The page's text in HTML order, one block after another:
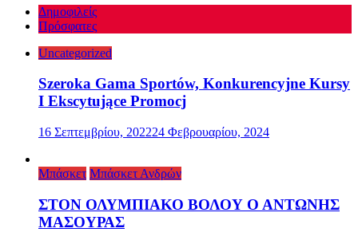
Δημοφιλείς
Πρόσφατες
Uncategorized
Szeroka Gama Sportów, Konkurencyjne Kursy
I Ekscytujące Promocj
16 Σεπτεμβρίου, 202224 Φεβρουαρίου, 2024
Μπάσκετ Μπάσκετ Ανδρών
ΣΤΟΝ ΟΛΥΜΠΙΑΚΟ ΒΟΛΟΥ Ο ΑΝΤΩΝΗΣ
ΜΑΣΟΥΡΑΣ